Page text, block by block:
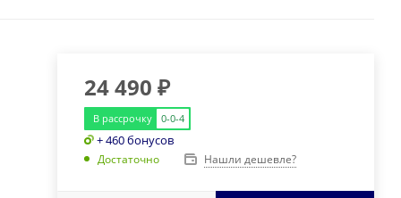
24 490 ₽
В рассрочку 0-0-4
+ 460 бонусов
Достаточно Нашли дешевле?